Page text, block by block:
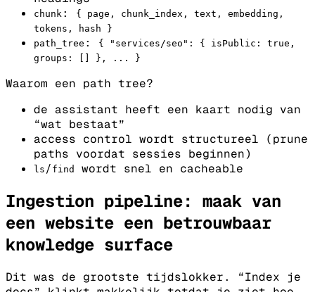
chunk : { page , chunk_index , text , embedding ,
tokens , hash
}
path_tree : { " services/seo " : { isPublic : true ,
groups : } , . . . }
Waarom een path tree?
de assistant heeft een kaart nodig van
“wat bestaat”
access control wordt structureel (prune
paths voordat sessies beginnen)
ls / find wordt snel en cacheable
Ingestion pipeline: maak van
een website een betrouwbaar
knowledge surface
Dit was de grootste tijdslokker. “Index je